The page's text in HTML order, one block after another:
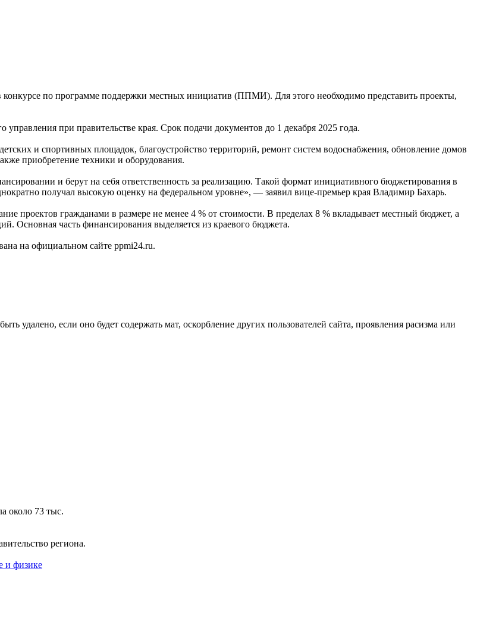
по программе поддержки местных инициатив (ППМИ). Для этого необходимо представить проекты,
при правительстве края. Срок подачи документов до 1 декабря 2025 года.
и спортивных площадок, благоустройство территорий, ремонт систем водоснабжения, обновление домов
приобретение техники и оборудования.
и берут на себя ответственность за реализацию. Такой формат инициативного бюджетирования в
получал высокую оценку на федеральном уровне», — заявил вице-премьер края Владимир Бахарь.
проектов гражданами в размере не менее 4 % от стоимости. В пределах 8 % вкладывает местный бюджет, а
Основная часть финансирования выделяется из краевого бюджета.
на официальном сайте ppmi24.ru.
удалено, если оно будет содержать мат, оскорбление других пользователей сайта, проявления расизма или
около 73 тыс.
региона.
и физике